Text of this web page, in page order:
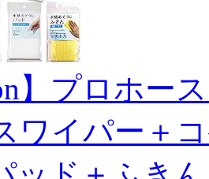
】プロホ
ワイパー＋